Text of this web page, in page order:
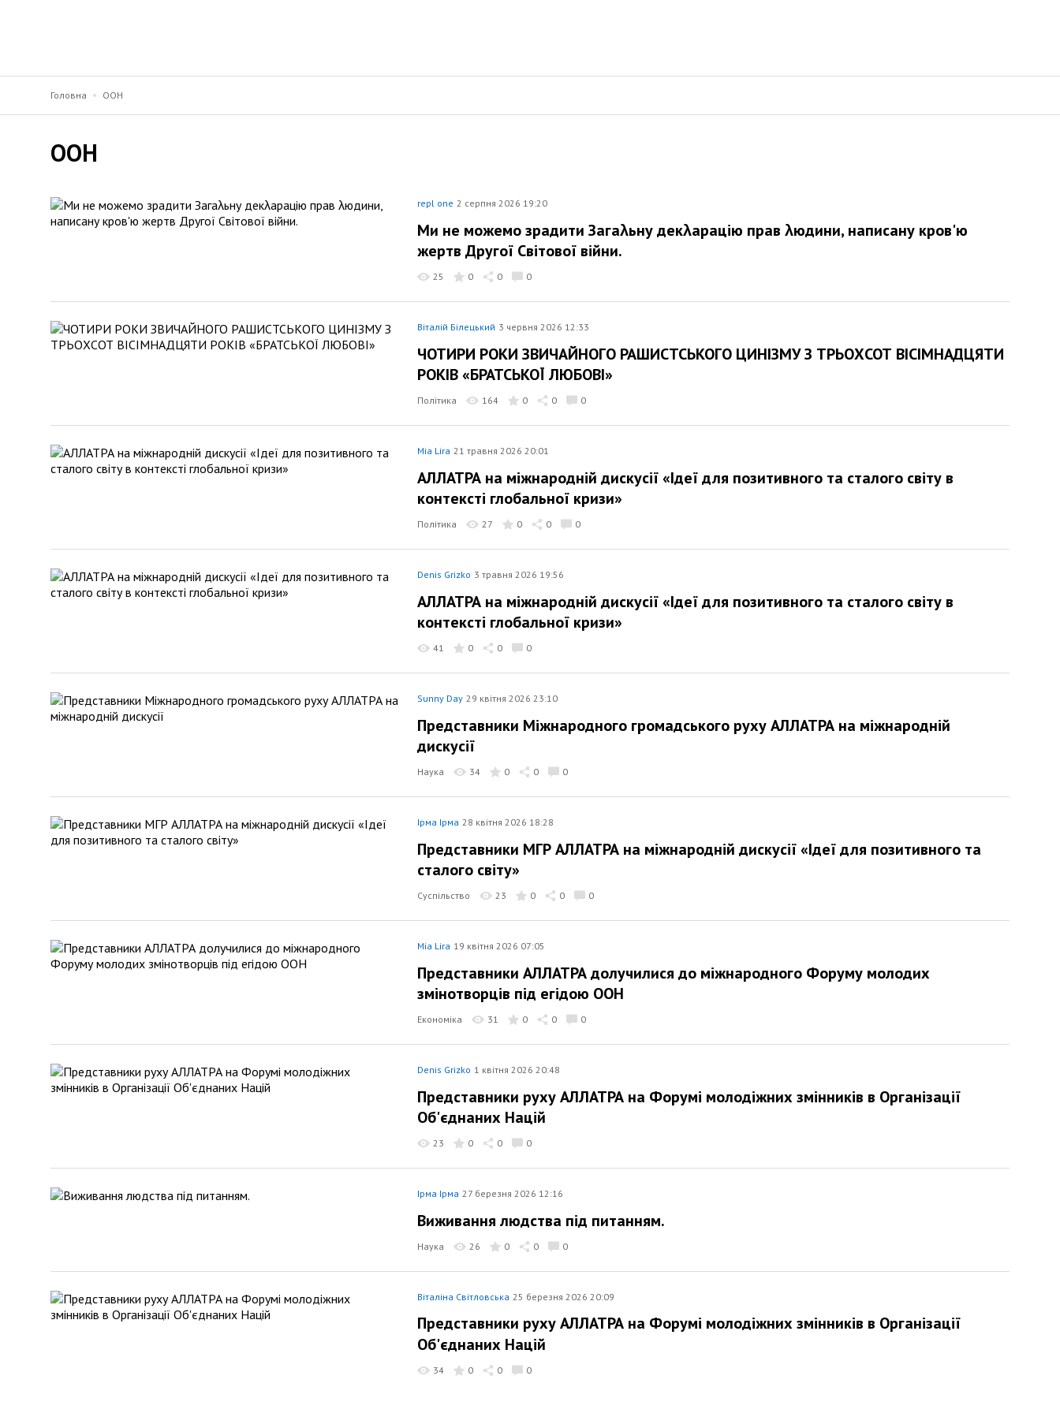
Головна ООН
ООН
repl one 2 серпня 2026 19:20
Ми не можемо зрадити Загаλьну декλарацію прав λюдини, написану кров'ю
жертв Другої Світової війни.
25 0 0 0
Віталій Білецький 3 червня 2026 12:33
ЧОТИРИ РОКИ ЗВИЧАЙНОГО РАШИСТСЬКОГО ЦИНІЗМУ З ТРЬОХСОТ ВІСІМНАДЦЯТИ
РОКІВ «БРАТСЬКОЇ ЛЮБОВІ»
Політика 164 0 0 0
Mia Lira 21 травня 2026 20:01
АЛЛАТРА на міжнародній дискусії «Ідеї для позитивного та сталого світу в
контексті глобальної кризи»
Політика 27 0 0 0
Denis Grizko 3 травня 2026 19:56
АЛЛАТРА на міжнародній дискусії «Ідеї для позитивного та сталого світу в
контексті глобальної кризи»
41 0 0 0
Sunny Day 29 квітня 2026 23:10
Представники Міжнародного громадського руху АЛЛАТРА на міжнародній
дискусії
Наука 34 0 0 0
Ірма Ірма 28 квітня 2026 18:28
Представники МГР АЛЛАТРА на міжнародній дискусії «Ідеї для позитивного та
сталого світу»
Суспільство 23 0 0 0
Mia Lira 19 квітня 2026 07:05
Представники АЛЛАТРА долучилися до міжнародного Форуму молодих
змінотворців під егідою ООН
Економіка 31 0 0 0
Denis Grizko 1 квітня 2026 20:48
Представники руху АЛЛАТРА на Форумі молодіжних змінників в Організації
Об'єднаних Націй
23 0 0 0
Ірма Ірма 27 березня 2026 12:16
Виживання людства під питанням.
Наука 26 0 0 0
Віталіна Світловська 25 березня 2026 20:09
Представники руху АЛЛАТРА на Форумі молодіжних змінників в Організації
Об'єднаних Націй
34 0 0 0